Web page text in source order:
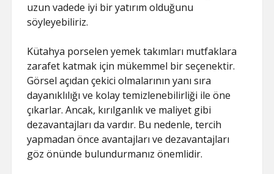
uzun vadede iyi bir yatırım olduğunu
söyleyebiliriz.
Kütahya porselen yemek takımları mutfaklara
zarafet katmak için mükemmel bir seçenektir.
Görsel açıdan çekici olmalarının yanı sıra
dayanıklılığı ve kolay temizlenebilirliği ile öne
çıkarlar. Ancak, kırılganlık ve maliyet gibi
dezavantajları da vardır. Bu nedenle, tercih
yapmadan önce avantajları ve dezavantajları
göz önünde bulundurmanız önemlidir.